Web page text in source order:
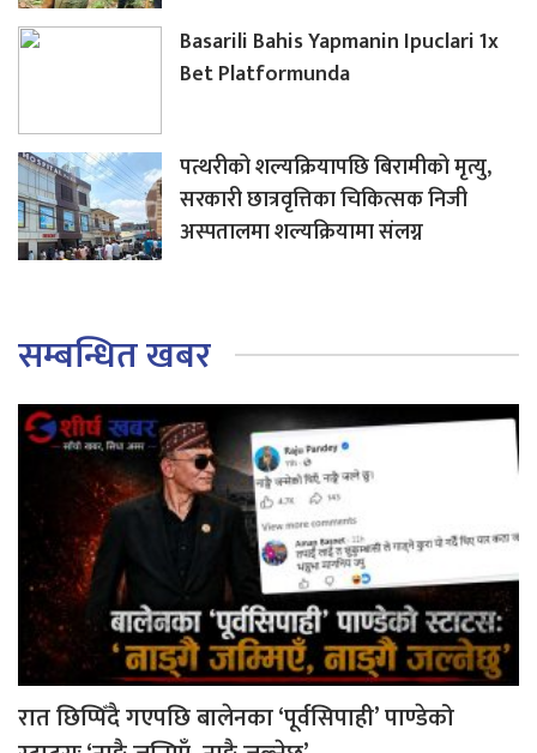
Basarili Bahis Yapmanin Ipuclari 1x
Bet Platformunda
पत्थरीको शल्यक्रियापछि बिरामीको मृत्यु,
सरकारी छात्रवृत्तिका चिकित्सक निजी
अस्पतालमा शल्यक्रियामा संलग्न
सम्बन्धित खबर
रात छिप्पिँदै गएपछि बालेनका ‘पूर्वसिपाही’ पाण्डेको